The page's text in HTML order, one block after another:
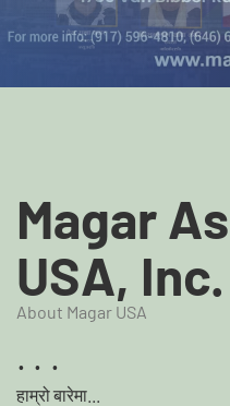
Magar
USA, Inc.
About Magar USA
...
हाम्रो बारेमा...